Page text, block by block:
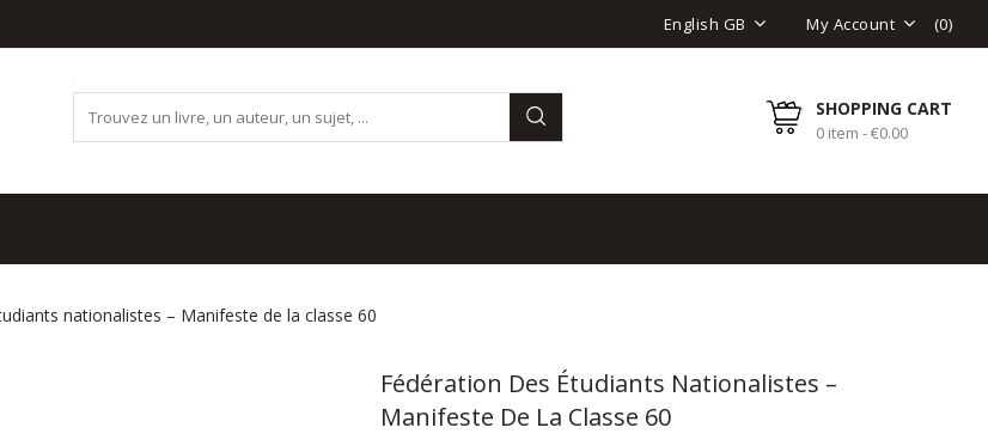
English GB My Account (0)
SHOPPING CART
0 item - €0.00
nationalistes – Manifeste de la classe 60
Fédération Des Étudiants Nationalistes –
Manifeste De La Classe 60